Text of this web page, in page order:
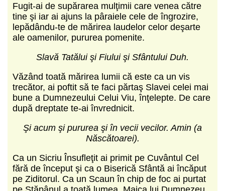
Fugit-ai de supărarea mulţimii care venea către
tine şi iar ai ajuns la pâraiele cele de îngrozire,
lepădându-te de mărirea laudelor celor deşarte
ale oamenilor, pururea pomenite.
Slavă Tatălui şi Fiului şi Sfântului Duh.
Văzând toată mărirea lumii că este ca un vis
trecător, ai poftit să te faci părtaş Slavei celei mai
bune a Dumnezeului Celui Viu, înţelepte. De care
după dreptate te-ai învrednicit.
Şi acum şi pururea şi în vecii vecilor. Amin (a
Născătoarei).
Ca un Sicriu Însufleţit ai primit pe Cuvântul Cel
fără de început şi ca o Biserică Sfântă ai încăput
pe Ziditorul. Ca un Scaun în chip de foc ai purtat